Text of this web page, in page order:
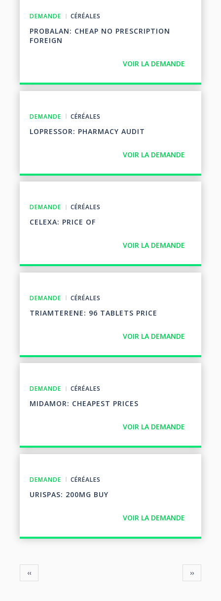
DEMANDE CÉRÉALES
PROBALAN: CHEAP NO PRESCRIPTION
FOREIGN
VOIR LA DEMANDE
DEMANDE CÉRÉALES
LOPRESSOR: PHARMACY AUDIT
VOIR LA DEMANDE
DEMANDE CÉRÉALES
CELEXA: PRICE OF
VOIR LA DEMANDE
DEMANDE CÉRÉALES
TRIAMTERENE: 96 TABLETS PRICE
VOIR LA DEMANDE
DEMANDE CÉRÉALES
MIDAMOR: CHEAPEST PRICES
VOIR LA DEMANDE
DEMANDE CÉRÉALES
URISPAS: 200MG BUY
VOIR LA DEMANDE
Pagination
Page
précédente
‹‹
Page
suivante
››